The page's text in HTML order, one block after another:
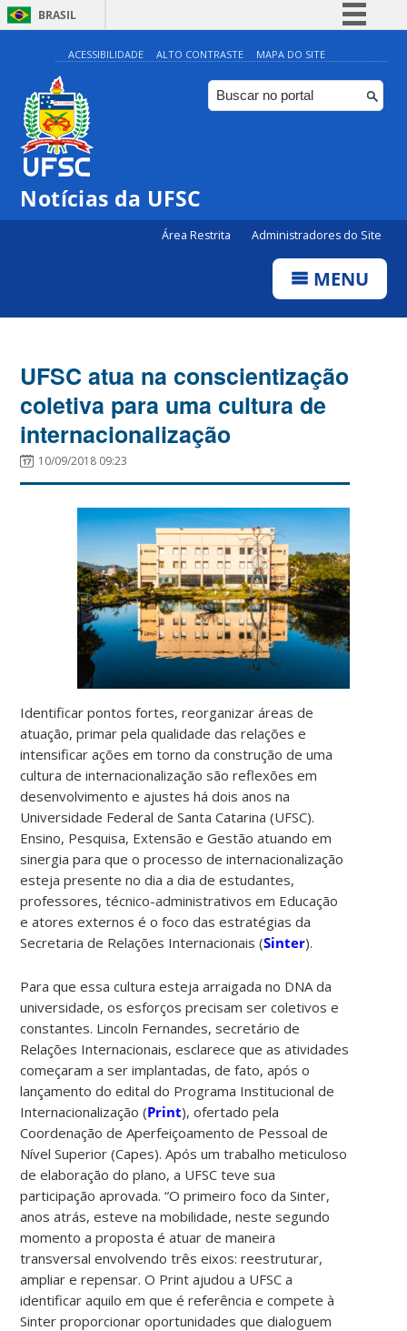
BRASIL
Simplifique!
Comunica BR
Participe
ACESSIBILIDADE ALTO CONTRASTE MAPA DO SITE
Notícias da UFSC
Área Restrita Administradores do Site
MENU
UFSC atua na conscientização
coletiva para uma cultura de
internacionalização
10/09/2018 09:23
Identificar pontos fortes, reorganizar áreas de
atuação, primar pela qualidade das relações e
intensificar ações em torno da construção de uma
cultura de internacionalização são reflexões em
desenvolvimento e ajustes há dois anos na
Universidade Federal de Santa Catarina (UFSC).
Ensino, Pesquisa, Extensão e Gestão atuando em
sinergia para que o processo de internacionalização
esteja presente no dia a dia de estudantes,
professores, técnico-administrativos em Educação
e atores externos é o foco das estratégias da
Secretaria de Relações Internacionais (Sinter).
Para que essa cultura esteja arraigada no DNA da
universidade, os esforços precisam ser coletivos e
constantes. Lincoln Fernandes, secretário de
Relações Internacionais, esclarece que as atividades
começaram a ser implantadas, de fato, após o
lançamento do edital do Programa Institucional de
Internacionalização (Print), ofertado pela
Coordenação de Aperfeiçoamento de Pessoal de
Nível Superior (Capes). Após um trabalho meticuloso
de elaboração do plano, a UFSC teve sua
participação aprovada. “O primeiro foco da Sinter,
anos atrás, esteve na mobilidade, neste segundo
momento a proposta é atuar de maneira
transversal envolvendo três eixos: reestruturar,
ampliar e repensar. O Print ajudou a UFSC a
identificar aquilo em que é referência e compete à
Sinter proporcionar oportunidades que dialoguem